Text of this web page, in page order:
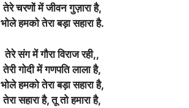
तेरे चरणों में जीवन गुज़ारा है,
भोले हमको तेरा बड़ा सहारा है.
तेरे संग में गौरा विराज रही,,
तेरी गोदी में गणपति लाला है,
भोले हमको तेरा बड़ा सहारा है,
तेरा सहारा है, तू तो हमारा है,